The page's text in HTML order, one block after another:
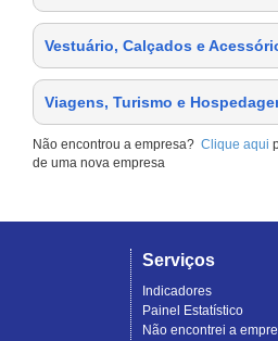
Vestuário, Calçados e
Viagens, Turismo e
Não encontrou a empresa? Clique aqui
de uma nova empresa
Serviços
Indicadores
Painel Estatístico
Não encontrei a